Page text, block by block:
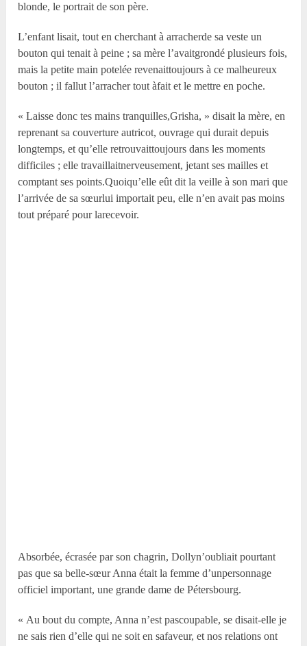
blonde, le portrait de son père.
L’enfant lisait, tout en cherchant à arracherde sa veste un
bouton qui tenait à peine ; sa mère l’avaitgrondé plusieurs fois,
mais la petite main potelée revenaittoujours à ce malheureux
bouton ; il fallut l’arracher tout àfait et le mettre en poche.
« Laisse donc tes mains tranquilles,Grisha, » disait la mère, en
reprenant sa couverture autricot, ouvrage qui durait depuis
longtemps, et qu’elle retrouvaittoujours dans les moments
difficiles ; elle travaillaitnerveusement, jetant ses mailles et
comptant ses points.Quoiqu’elle eût dit la veille à son mari que
l’arrivée de sa sœurlui importait peu, elle n’en avait pas moins
tout préparé pour larecevoir.
Absorbée, écrasée par son chagrin, Dollyn’oubliait pourtant
pas que sa belle-sœur Anna était la femme d’unpersonnage
officiel important, une grande dame de Pétersbourg.
« Au bout du compte, Anna n’est pascoupable, se disait-elle je
ne sais rien d’elle qui ne soit en safaveur, et nos relations ont